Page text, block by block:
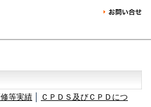
等実績
ＣＰＤＳ及びＣＰＤにつ